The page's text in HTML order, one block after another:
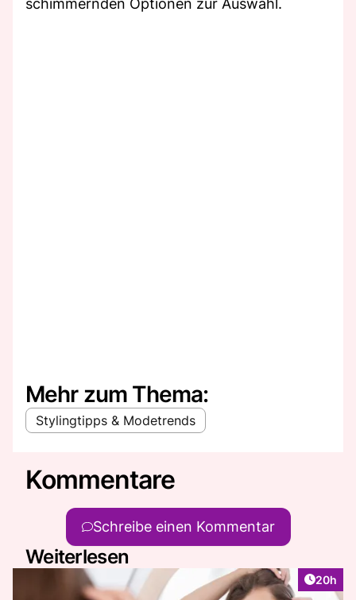
schimmernden Optionen zur Auswahl.
Mehr zum Thema:
Stylingtipps & Modetrends
Kommentare
Schreibe einen Kommentar
Weiterlesen
Artikel
20h